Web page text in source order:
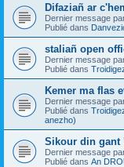
Difaziañ ar
Dernier message
Publié dans
staliañ open
Dernier message
Publié dans
Kemer ma flas
Dernier message
Publié dans
anezho)
Sikour din gant
Dernier message
Publié dans An